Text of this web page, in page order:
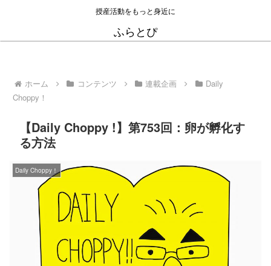
授産活動をもっと身近に
ふらとぴ
ホーム コンテンツ 連載企画
Daily
Choppy！
【Daily Choppy !】第753回：卵が孵化す
る方法
Daily Choppy！